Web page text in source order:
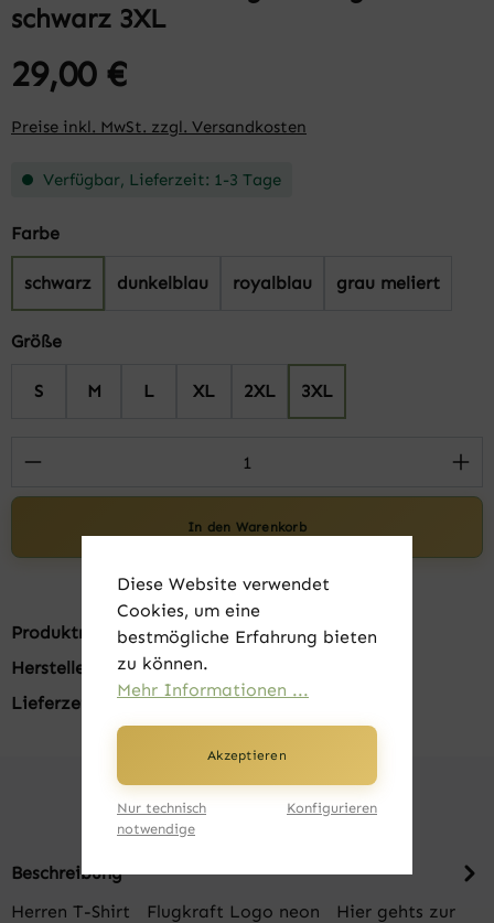
schwarz 3XL
29,00 €
Preise inkl. MwSt. zzgl. Versandkosten
Verfügbar, Lieferzeit: 1-3 Tage
Farbeauswählen
schwarz dunkelblau royalblau grau meliert
Größeauswählen
S M L XL 2XL 3XL
Produkt Anzahl: Gib den gewünschten
In den Warenkorb
Produktnummer:FK20006-21
Hersteller:
B&C
Lieferzeit:
1-3 Tage
Beschreibung
Herren T-Shirt Flugkraft Logo neon Hier gehts zur
Diese Website verwendet
Cookies, um eine
bestmögliche Erfahrung bieten
zu können.
Mehr Informationen ...
Akzeptieren
Nur technisch
notwendige
Konfigurieren